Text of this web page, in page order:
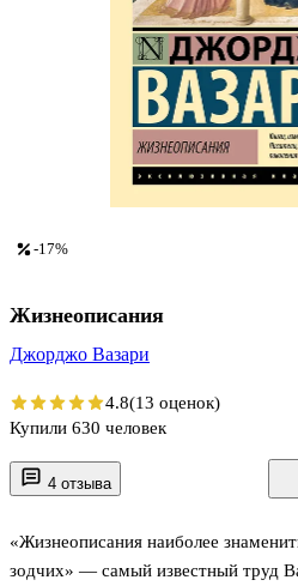
4 отзыва
«Жизнеописания наиболее
зодчих» — самый известный труд
-17%
Жизнеописания
Джорджо Вазари
4.8(13 оценок)
Купили 630 человек